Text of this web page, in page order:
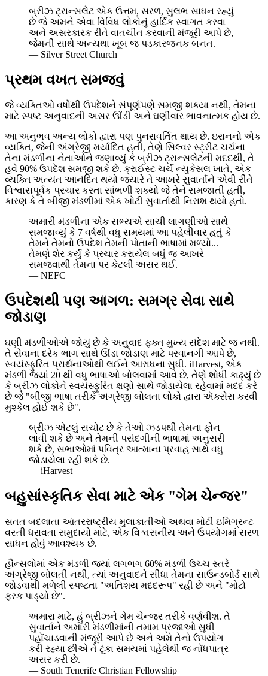
બ્રીઝ ટ્રાન્સલેટ એક ઉત્તમ, સરળ, સુલભ સાધન રહ્યું
છે જે અમને એવા વિવિધ લોકોનું હાર્દિક સ્વાગત કરવા
અને અસરકારક રીતે વાતચીત કરવાની મંજૂરી આપે છે,
જેમની સાથે અન્યથા ખૂબ જ પડકારજનક બનત.
— Silver Street Church
પ્રથમ વખત સમજવું
જે વ્યક્તિઓ વર્ષોથી ઉપદેશને સંપૂર્ણપણે સમજી શક્યા નથી, તેમના
માટે સ્પષ્ટ અનુવાદની અસર ઊંડી અને ઘણીવાર ભાવનાત્મક હોય છે.
આ અનુભવ અન્ય લોકો દ્વારા પણ પુનરાવર્તિત થાય છે. ઇરાનનો એક
વ્યક્તિ, જેની અંગ્રેજી મર્યાદિત હતી, તેણે સિલ્વર સ્ટ્રીટ ચર્ચના
તેના મંડળીના નેતાઓને જણાવ્યું કે બ્રીઝ ટ્રાન્સલેટની મદદથી, તે
હવે 90% ઉપદેશ સમજી શકે છે. ક્રાઈસ્ટ ચર્ચ ન્યુકેસલ ખાતે, એક
વ્યક્તિ અત્યંત આનંદિત થયો જ્યારે તે આખરે સુવાર્તાને એવી રીતે
વિશ્વાસપૂર્વક પ્રચાર કરતા સાંભળી શક્યો જે તેને સમજાતી હતી,
કારણ કે તે બીજી મંડળીમાં એક ખોટી સુવાર્તાથી નિરાશ થયો હતો.
અમારી મંડળીના એક સભ્યએ સાચી લાગણીઓ સાથે
સમજાવ્યું કે 7 વર્ષથી વધુ સમયમાં આ પહેલીવાર હતું કે
તેમને તેમનો ઉપદેશ તેમની પોતાની ભાષામાં મળ્યો...
તેમણે શેર કર્યું કે પ્રચાર કરાયેલ બધું જ આખરે
સમજવાથી તેમના પર કેટલી અસર થઈ.
— NEFC
ઉપદેશથી પણ આગળ: સમગ્ર સેવા સાથે
જોડાણ
ઘણી મંડળીઓએ જોયું છે કે અનુવાદ ફક્ત મુખ્ય સંદેશ માટે જ નથી.
તે સેવાના દરેક ભાગ સાથે ઊંડા જોડાણ માટે પરવાનગી આપે છે,
સ્વયંસ્ફુરિત પ્રાર્થનાઓથી લઈને આરાધના સુધી. iHarvest, એક
મંડળી જ્યાં 20 થી વધુ ભાષાઓ બોલવામાં આવે છે, તેણે શોધી કાઢ્યું છે
કે બ્રીઝ લોકોને સ્વયંસ્ફુરિત ક્ષણો સાથે જોડાયેલા રહેવામાં મદદ કરે
છે જે "બીજી ભાષા તરીકે અંગ્રેજી બોલતા લોકો દ્વારા ઍક્સેસ કરવી
મુશ્કેલ હોઈ શકે છે".
બ્રીઝ એટલું સચોટ છે કે તેઓ ઝડપથી તેમના ફોન
લાવી શકે છે અને તેમની પસંદગીની ભાષામાં અનુસરી
શકે છે, સભાઓમાં પવિત્ર આત્માના પ્રવાહ સાથે વધુ
જોડાયેલા રહી શકે છે.
— iHarvest
બહુસાંસ્કૃતિક સેવા માટે એક "ગેમ ચેન્જર"
સતત બદલાતા આંતરરાષ્ટ્રીય મુલાકાતીઓ અથવા મોટી ઇમિગ્રન્ટ
વસ્તી ધરાવતા સમુદાયો માટે, એક વિશ્વસનીય અને ઉપયોગમાં સરળ
સાધન હોવું આવશ્યક છે.
હૌન્સલોમાં એક મંડળી જ્યાં લગભગ 60% મંડળી ઉચ્ચ સ્તરે
અંગ્રેજી બોલતી નથી, ત્યાં અનુવાદને સીધા તેમના સાઉન્ડબોર્ડ સાથે
જોડવાથી મળેલી સ્પષ્ટતા "અતિશય મદદરૂપ" રહી છે અને "મોટો
ફરક પાડ્યો છે".
અમારા માટે, હું બ્રીઝને ગેમ ચેન્જર તરીકે વર્ણવીશ. તે
સુવાર્તાને અમારી મંડળીમાંની તમામ પ્રજાઓ સુધી
પહોંચાડવાની મંજૂરી આપે છે અને અમે તેનો ઉપયોગ
કરી રહ્યા છીએ તે ટૂંકા સમયમાં પહેલેથી જ નોંધપાત્ર
અસર કરી છે.
— South Tenerife Christian Fellowship